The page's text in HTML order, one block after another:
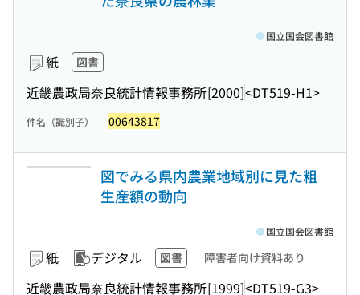
紙 図書
近畿農政局奈良統計情報事務所[2000]<DT519-H1>
国立国会図書館
件名（識別子） 00643817
図でみる県内農業地域別に見た粗
生産額の動向
紙 デジタル 図書 障害者向け資料あり
近畿農政局奈良統計情報事務所[1999]<DT519-G3>
国立国会図書館